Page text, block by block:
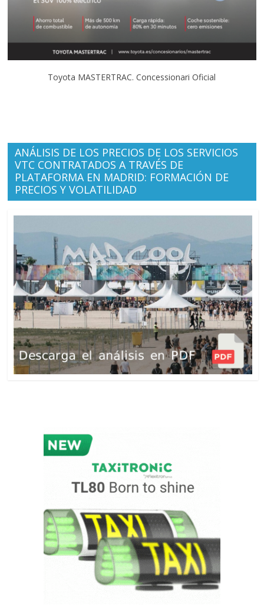
Toyota MASTERTRAC. Concessionari Oficial
ANÁLISIS DE LOS PRECIOS DE LOS SERVICIOS
VTC CONTRATADOS A TRAVÉS DE
PLATAFORMA EN MADRID: FORMACIÓN DE
PRECIOS Y VOLATILIDAD